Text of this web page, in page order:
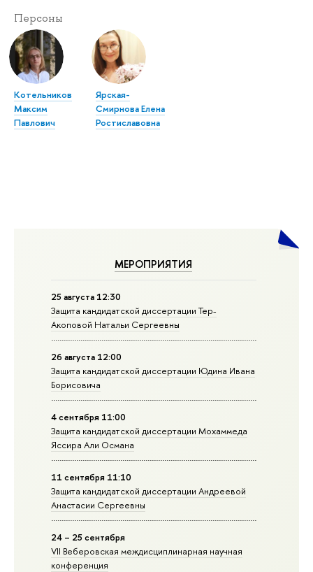
МЕРОПРИЯТИЯ
25 августа 12:30
Защита кандидатской диссертации Тер-
Акоповой Натальи Сергеевны
26 августа 12:00
Защита кандидатской диссертации Юдина Ивана
Борисовича
4 сентября 11:00
Защита кандидатской диссертации Мохаммеда
Яссира Али Османа
11 сентября 11:10
Защита кандидатской диссертации Андреевой
Анастасии Сергеевны
24 – 25 сентября
VII Веберовская междисциплинарная научная
конференция
Персоны
Котельников
Максим
Павлович
Ярская-
Смирнова Елена
Ростиславовна